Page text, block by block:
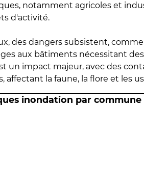
notamment agricoles et
d'activité.
des dangers subsistent,
aux bâtiments nécessitant
un impact majeur, avec des
affectant la faune, la flore et les
inondation par commune